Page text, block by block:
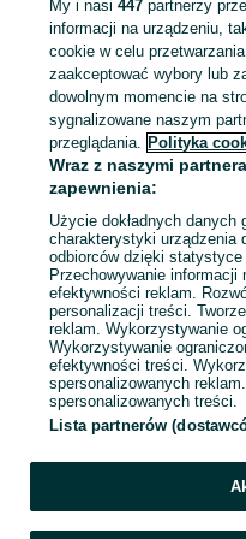
KATEGORIA
ID:1059543271
Zadzwoń / SMS
My i nasi447 partnerzy
informacji na urządzeniu,
cookie w celu
zaakceptować wybory lub
dowolnym momencie na
sygnalizowane naszym
przeglądania. Polityka
Wraz z naszymi
zapewnienia:
Użycie dokładnych
charakterystyki urządzenia
odbiorców dzięki
Przechowywanie
efektywności reklam.
personalizacji treści.
reklam. Wykorzystywanie
Wykorzystywanie
efektywności treści.
spersonalizowanych
spersonalizowanych treści.
Lista partnerów